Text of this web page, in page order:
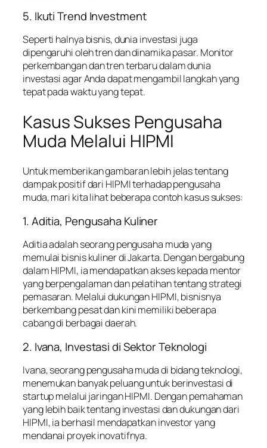
5. Ikuti Trend Investment
Seperti halnya bisnis, dunia investasi juga
dipengaruhi oleh tren dan dinamika pasar. Monitor
perkembangan dan tren terbaru dalam dunia
investasi agar Anda dapat mengambil langkah yang
tepat pada waktu yang tepat.
Kasus Sukses Pengusaha
Muda Melalui HIPMI
Untuk memberikan gambaran lebih jelas tentang
dampak positif dari HIPMI terhadap pengusaha
muda, mari kita lihat beberapa contoh kasus sukses:
1. Aditia, Pengusaha Kuliner
Aditia adalah seorang pengusaha muda yang
memulai bisnis kuliner di Jakarta. Dengan bergabung
dalam HIPMI, ia mendapatkan akses kepada mentor
yang berpengalaman dan pelatihan tentang strategi
pemasaran. Melalui dukungan HIPMI, bisnisnya
berkembang pesat dan kini memiliki beberapa
cabang di berbagai daerah.
2. Ivana, Investasi di Sektor Teknologi
Ivana, seorang pengusaha muda di bidang teknologi,
menemukan banyak peluang untuk berinvestasi di
startup melalui jaringan HIPMI. Dengan pemahaman
yang lebih baik tentang investasi dan dukungan dari
HIPMI, ia berhasil mendapatkan investor yang
mendanai proyek inovatifnya.